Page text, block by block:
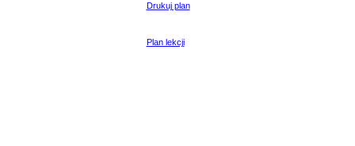
Drukuj plan
Plan lekcji